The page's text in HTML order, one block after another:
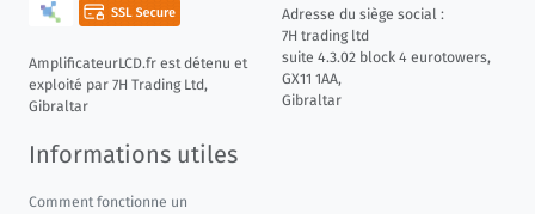
AmplificateurLCD.fr est détenu et
exploité par 7H Trading Ltd,
Gibraltar
Adresse du siège social :
7H trading ltd
suite 4.3.02 block 4 eurotowers,
GX11 1AA,
Gibraltar
Informations utiles
Comment fonctionne un